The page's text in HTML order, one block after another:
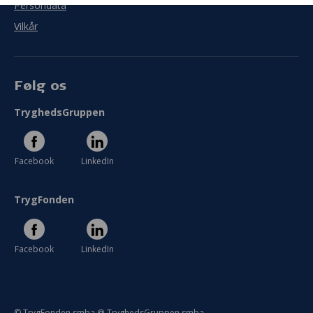
Persondata
Vilkår
Følg os
TryghedsGruppen
Facebook LinkedIn
TrygFonden
Facebook LinkedIn